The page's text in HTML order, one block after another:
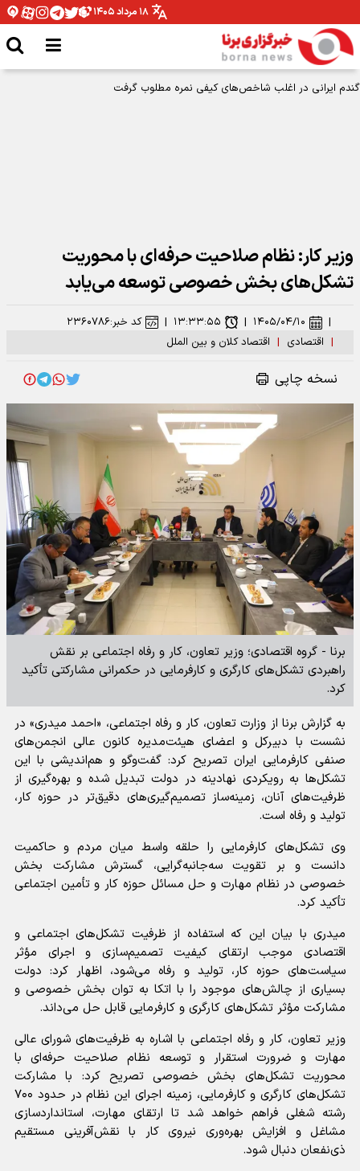
۱۸ مرداد ۱۴۰۵
وزیر کار: نظام صلاحیت حرفه‌ای با محوریت
تشکل‌های بخش خصوصی توسعه می‌یابد
| اقتصادی | اقتصاد کلان و بین الملل
| ۱۴۰۵/۰۴/۱۰ | ۱۳:۳۳:۵۵ | کد خبر:۲۳۶۰۷۸۶
نسخه چاپی
برنا - گروه اقتصادی؛ وزیر تعاون، کار و رفاه اجتماعی بر نقش
راهبردی تشکل‌های کارگری و کارفرمایی در حکمرانی مشارکتی تأکید
کرد.
به گزارش برنا از وزارت تعاون، کار و رفاه اجتماعی، «احمد میدری» در
نشست با دبیرکل و اعضای هیئت‌مدیره کانون عالی انجمن‌های
صنفی کارفرمایی ایران تصریح کرد: گفت‌وگو و هم‌اندیشی با این
تشکل‌ها به رویکردی نهادینه در دولت تبدیل شده و بهره‌گیری از
ظرفیت‌های آنان، زمینه‌ساز تصمیم‌گیری‌های دقیق‌تر در حوزه کار،
تولید و رفاه است.
وی تشکل‌های کارفرمایی را حلقه واسط میان مردم و حاکمیت
دانست و بر تقویت سه‌جانبه‌گرایی، گسترش مشارکت بخش
خصوصی در نظام مهارت و حل مسائل حوزه کار و تأمین اجتماعی
تأکید کرد.
میدری با بیان این که استفاده از ظرفیت تشکل‌های اجتماعی و
اقتصادی موجب ارتقای کیفیت تصمیم‌سازی و اجرای مؤثر
سیاست‌های حوزه کار، تولید و رفاه می‌شود، اظهار کرد: دولت
بسیاری از چالش‌های موجود را با اتکا به توان بخش خصوصی و
مشارکت مؤثر تشکل‌های کارگری و کارفرمایی قابل حل می‌داند.
وزیر تعاون، کار و رفاه اجتماعی با اشاره به ظرفیت‌های شورای عالی
مهارت و ضرورت استقرار و توسعه نظام صلاحیت حرفه‌ای با
محوریت تشکل‌های بخش خصوصی تصریح کرد: با مشارکت
تشکل‌های کارگری و کارفرمایی، زمینه اجرای این نظام در حدود ۷۰۰
رشته شغلی فراهم خواهد شد تا ارتقای مهارت، استانداردسازی
مشاغل و افزایش بهره‌وری نیروی کار با نقش‌آفرینی مستقیم
ذی‌نفعان دنبال شود.